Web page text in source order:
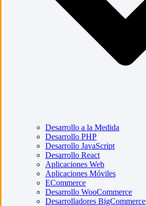
Desarrollo a la Medida
Desarrollo PHP
Desarrollo JavaScript
Desarrollo React
Aplicaciones Web
Aplicaciones Móviles
ECommerce
Desarrollo WooCommerce
Desarrolladores BigCommerce